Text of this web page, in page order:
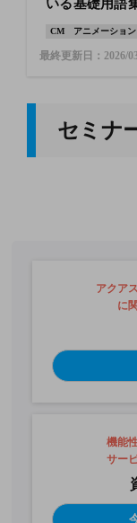
いる基礎用語
CM アニメーション
最終更新日：2026/
セミナ
アクア
に
機能
サー